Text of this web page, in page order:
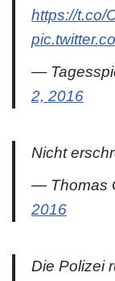
https://t.co/
—
2, 2016
Nicht
— Thomas
2016
Die Polizei